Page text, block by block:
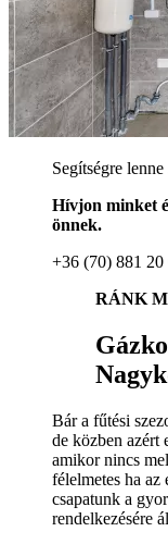
Segítségre lenne
Hívjon minket
önnek.
+36 (70) 881 20
RÁNK
Bár a fűtési
de közben azért
amikor nincs
félelmetes ha az
csapatunk a
rendelkezésére